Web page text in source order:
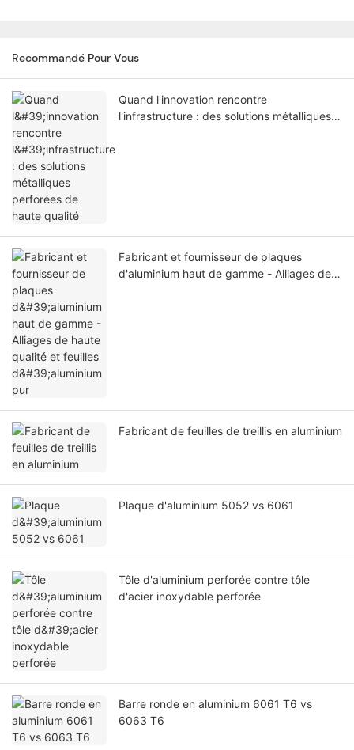
Recommandé Pour Vous
Quand l'innovation rencontre
l'infrastructure : des solutions métalliques
Fabricant et fournisseur de plaques
d'aluminium haut de gamme - Alliages de
Fabricant de feuilles de treillis en aluminium
Plaque d'aluminium 5052 vs 6061
Tôle d'aluminium perforée contre tôle
d'acier inoxydable perforée
Barre ronde en aluminium 6061 T6 vs
6063 T6